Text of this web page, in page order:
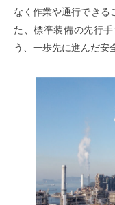
なく作業や通行できる
た、標準装備の先行
う、一歩先に進んだ安